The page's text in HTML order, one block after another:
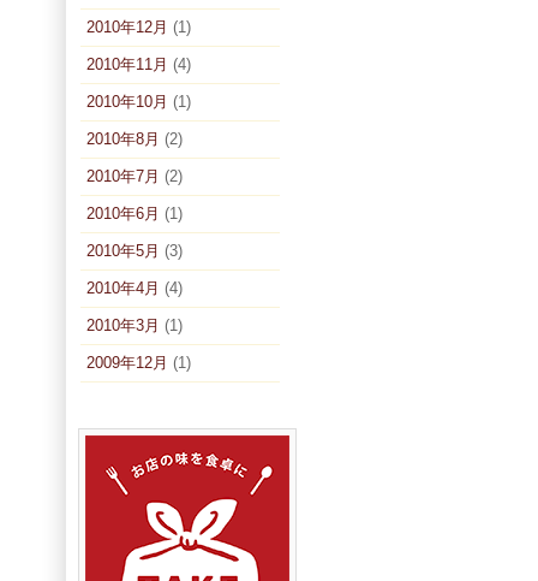
2010年12月 (1)
2010年11月 (4)
2010年10月 (1)
2010年8月 (2)
2010年7月 (2)
2010年6月 (1)
2010年5月 (3)
2010年4月 (4)
2010年3月 (1)
2009年12月 (1)